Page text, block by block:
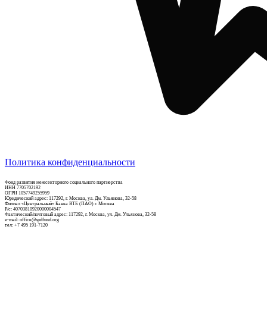
Политика конфиденциальности
Фонд развития межсекторного социального партнерства
ИНН 7705702192
ОГРН 1057749255959
Юридический адрес: 117292, г. Москва, ул. Дм. Ульянова, 32-58
Филиал «Центральный» Банка ВТБ (ПАО) г. Москва
Р/c: 40703810920000004547
Фактический/почтовый адрес: 117292, г. Москва, ул. Дм. Ульянова, 32-58
e-mail: office@spdfund.org
тел: +7 495 191-7120